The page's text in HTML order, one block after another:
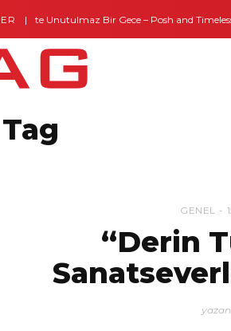
Unutulmaz Bir Gece – Posh and Timeless
GENEL
“Derin